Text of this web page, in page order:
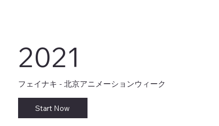
2021
フェイナキ - 北京アニメーションウィーク
Start Now